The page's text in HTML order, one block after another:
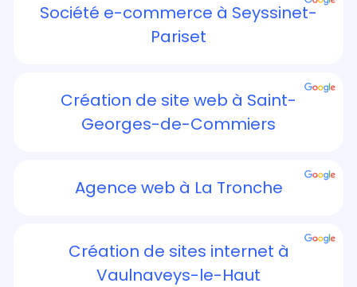
Société e-commerce à Seyssinet-
Pariset
Création de site web à Saint-
Georges-de-Commiers
Agence web à La Tronche
Création de sites internet à
Vaulnaveys-le-Haut